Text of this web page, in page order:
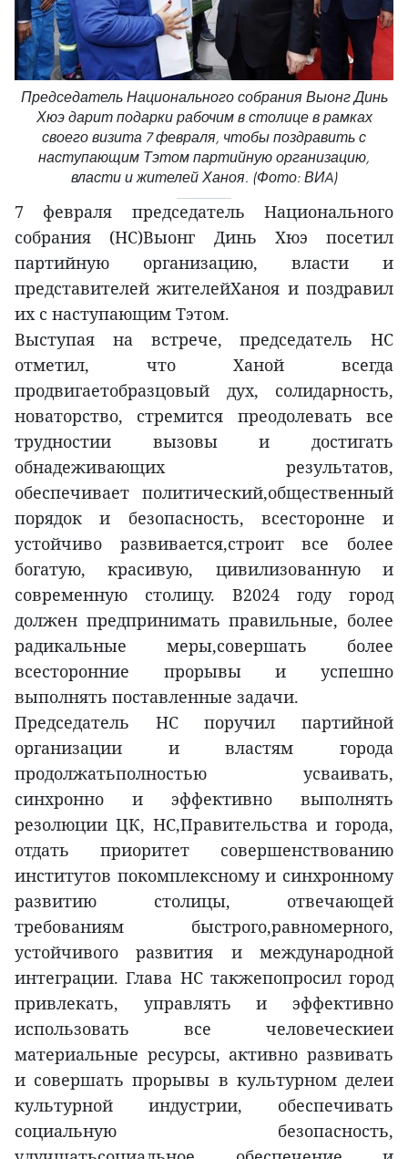
Председатель Национального собрания Выонг Динь
Хюэ дарит подарки рабочим в столице в рамках
своего визита 7 февраля, чтобы поздравить с
наступающим Тэтом партийную организацию,
власти и жителей Ханоя. (Фото: ВИA)
7 февраля председатель Национального
собрания (НС)Выонг Динь Хюэ посетил
партийную организацию, власти и
представителей жителейХаноя и поздравил
их с наступающим Тэтом.
Выступая на встрече, председатель НС
отметил, что Ханой всегда
продвигаетобразцовый дух, солидарность,
новаторство, стремится преодолевать все
трудностии вызовы и достигать
обнадеживающих результатов,
обеспечивает политический,общественный
порядок и безопасность, всесторонне и
устойчиво развивается,строит все более
богатую, красивую, цивилизованную и
современную столицу. В2024 году город
должен предпринимать правильные, более
радикальные меры,совершать более
всесторонние прорывы и успешно
выполнять поставленные задачи.
Председатель НС поручил партийной
организации и властям города
продолжатьполностью усваивать,
синхронно и эффективно выполнять
резолюции ЦК, НС,Правительства и города,
отдать приоритет совершенствованию
институтов покомплексному и синхронному
развитию столицы, отвечающей
требованиям быстрого,равномерного,
устойчивого развития и международной
интеграции. Глава НС такжепопросил город
привлекать, управлять и эффективно
использовать все человеческиеи
материальные ресурсы, активно развивать
и совершать прорывы в культурном делеи
культурной индустрии, обеспечивать
социальную безопасность,